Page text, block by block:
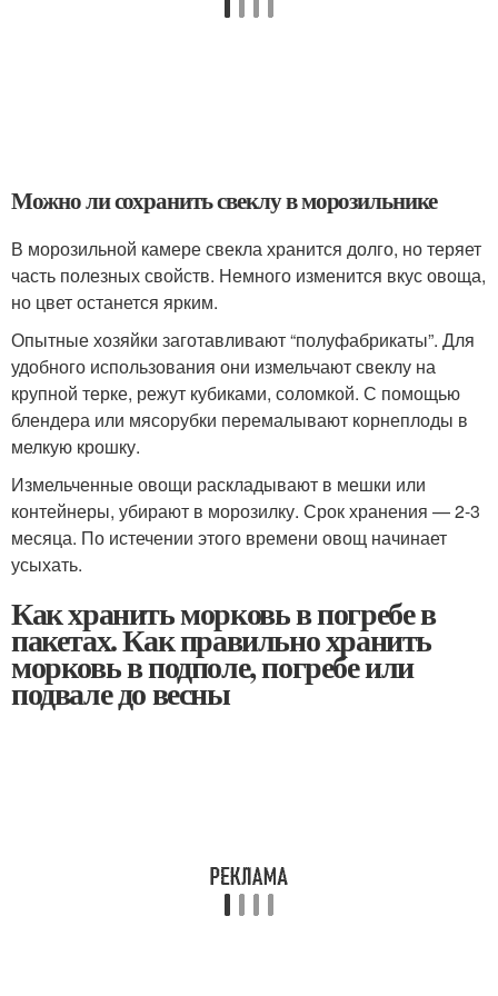
Можно ли сохранить свеклу в морозильнике
В морозильной камере свекла хранится долго, но теряет
часть полезных свойств. Немного изменится вкус овоща,
но цвет останется ярким.
Опытные хозяйки заготавливают “полуфабрикаты”. Для
удобного использования они измельчают свеклу на
крупной терке, режут кубиками, соломкой. С помощью
блендера или мясорубки перемалывают корнеплоды в
мелкую крошку.
Измельченные овощи раскладывают в мешки или
контейнеры, убирают в морозилку. Срок хранения — 2-3
месяца. По истечении этого времени овощ начинает
усыхать.
Как хранить морковь в погребе в
пакетах. Как правильно хранить
морковь в подполе, погребе или
подвале до весны